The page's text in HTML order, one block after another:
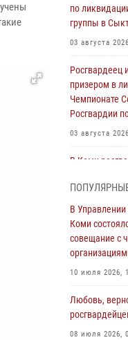
по
группы в
03 августа
Росгвардеец
призером в
Чемпионате
Росгвардии
03 августа
В Коми
оборота
оружие за
02 августа
В
обратился в
31 июля 2026,
Временно
В
Коми
совещание с
10 июля 2026,
Любовь,
08 июля 2026,